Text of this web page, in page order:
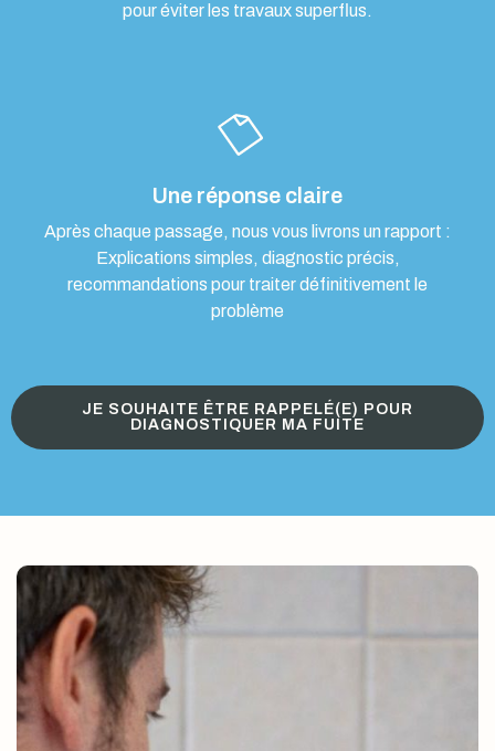
pour éviter les travaux superflus.
Une réponse claire
Après chaque passage, nous vous livrons un rapport :
Explications simples, diagnostic précis,
recommandations pour traiter définitivement le
problème
JE SOUHAITE ÊTRE RAPPELÉ(E) POUR
DIAGNOSTIQUER MA FUITE